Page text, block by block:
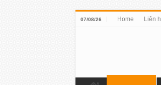
07/08/26 Home Liên